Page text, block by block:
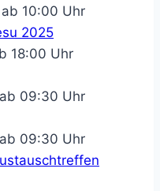
10:00 Uhr
2025
18:00 Uhr
09:30 Uhr
09:30 Uhr